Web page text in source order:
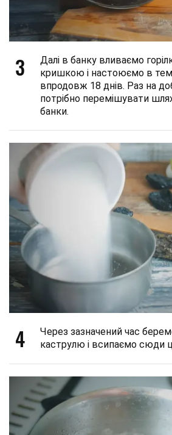
3
Далі в банку вливаємо
кришкою і настоюємо в
впродовж 18 днів. Раз на
потрібно перемішувати
банки.
4
Через зазначений час
каструлю і всипаємо сюди